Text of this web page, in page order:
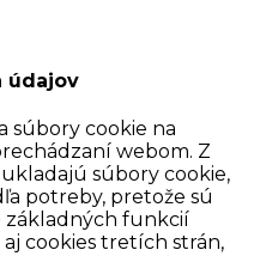
údajov
súbory cookie na
webom. Z
súbory cookie,
potreby, pretože sú
funkcií
cookies tretích strán,